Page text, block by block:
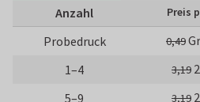
Anzahl Preis
Probedruck 0,49
1–4
3,19
5–9
3,19